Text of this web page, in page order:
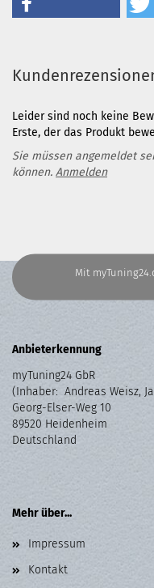
Leider sind noch keine
Erste, der das Produkt
Sie müssen angemeldet
können. Anmelden
Mit
Anbieterkennung
myTuning24 GbR
(Inhaber: Andreas Weisz,
Georg-Elser-Weg 10
89520 Heidenheim
Deutschland
Mehr über...
Impressum
Kontakt